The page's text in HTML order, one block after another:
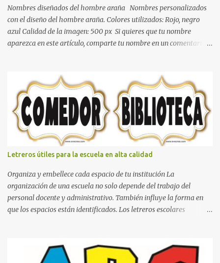
color gris es un color muy relajante y por lo tanto entra en la lista
de colo...
Nombres diseñados del hombre araña Nombres personalizados
con el diseño del hombre araña. Colores utilizados: Rojo, negro
azul Calidad de la imagen: 500 px Si quieres que tu nombre
aparezca en este artículo, comparte tu nombre en un comentario y
decorar el dormitorio con pósters Cama con diseño de ring de
boxeo Ideas para decoraciones de fiestas infantiles Cosas bonitas
que se pueden hacer con gomas de coche
Letreros útiles para la escuela en alta calidad
Organiza y embellece cada espacio de tu institución La
organización de una escuela no solo depende del trabajo del
personal docente y administrativo. También influye la forma en
que los espacios están identificados. Los letreros escolares
decorativo que hace que la institución luzca más ordenada,
moderna y acogedora. Pensando en esta necesidad, he diseñado